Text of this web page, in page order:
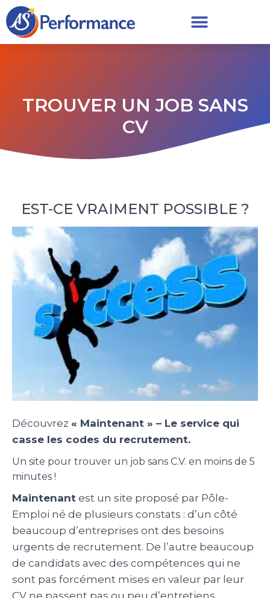
TROUVER UN JOB SANS
CV
EST-CE VRAIMENT POSSIBLE ?
Découvrez « Maintenant » – Le service qui
casse les codes du recrutement.
Un site pour trouver un job sans C.V. en moins de 5
minutes !
Maintenant est un site proposé par Pôle-
Emploi né de plusieurs constats : d’un côté
beaucoup d’entreprises ont des besoins
urgents de recrutement. De l’autre beaucoup
de candidats avec des compétences qui ne
sont pas forcément mises en valeur par leur
CV ne passent pas ou peu d’entretiens.